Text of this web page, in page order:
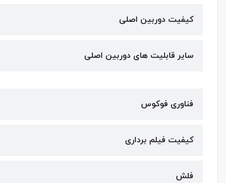
کیفیت دوربین‌ اصلی
سایر قابلیت های دوربین اصلی
فناوری فوکوس
کیفیت فیلم برداری
فلش